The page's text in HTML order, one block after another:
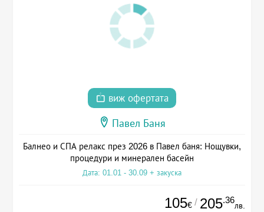
виж офертата
Павел Баня
Балнео и СПА релакс през 2026 в Павел баня: Нощувки,
процедури и минерален басейн
Дата: 01.01 - 30.09 + закуска
105€ / 205.36
лв.